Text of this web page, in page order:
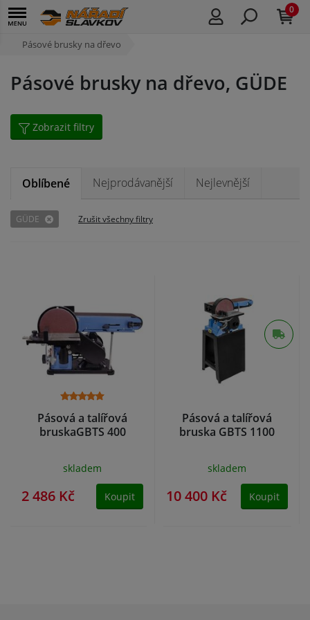
0
Pásové brusky na dřevo
Pásové brusky na dřevo, GÜDE
Zobrazit filtry
Oblíbené Nejprodávanější Nejlevnější
GÜDE Zrušit všechny filtry
Pásová a talířová
bruskaGBTS 400
skladem
2 486 Kč Koupit
Pásová a talířová
bruska GBTS 1100
skladem
10 400 Kč Koupit